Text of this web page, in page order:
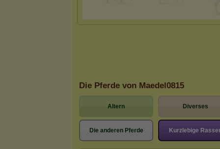
Die Pferde von Maedel0815
Altern Diverses
Die anderen Pferde Kurzlebige